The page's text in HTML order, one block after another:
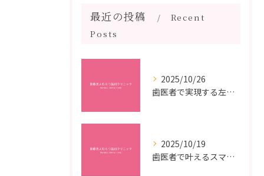
最近の投稿
Recent
Posts
2025/10/26
歯医者で実現する左右対称治療のポイントと矯正治療選びの疑問解決ガイド
2025/10/19
歯医者で叶えるスマイルメイクオーバーなら福岡県福岡市博多区博多駅前の最新矯正治療解説